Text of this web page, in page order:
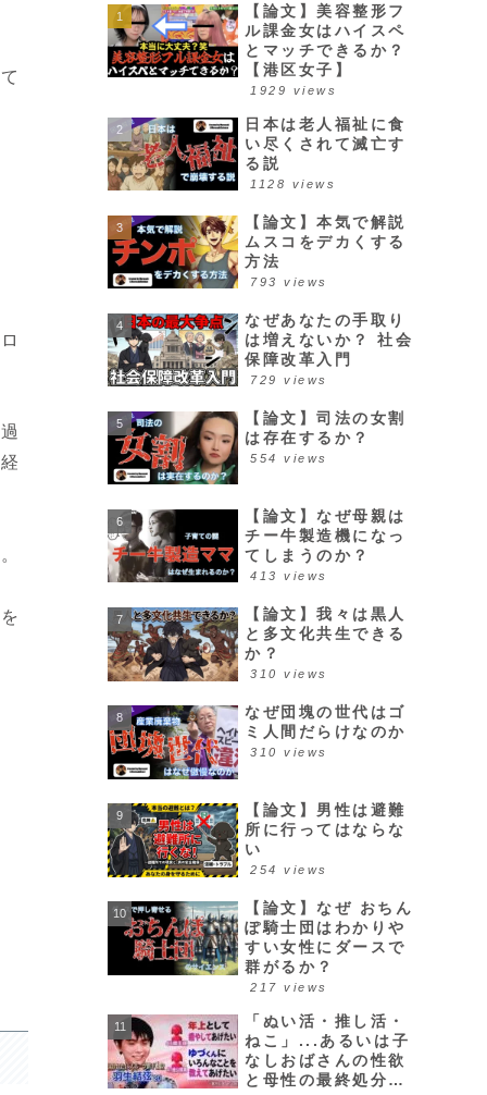
【論文】美容整形フ
ル課金女はハイスペ
とマッチできるか？
【港区女子】
1929 views
日本は老人福祉に食
い尽くされて滅亡す
る説
1128 views
【論文】本気で解説
ムスコをデカくする
方法
793 views
なぜあなたの手取り
は増えないか？ 社会
保障改革入門
729 views
【論文】司法の女割
は存在するか？
554 views
【論文】なぜ母親は
チー牛製造機になっ
てしまうのか？
413 views
【論文】我々は黒人
と多文化共生できる
か？
310 views
なぜ団塊の世代はゴ
ミ人間だらけなのか
310 views
【論文】男性は避難
所に行ってはならな
い
254 views
【論文】なぜ おちん
ぽ騎士団はわかりや
すい女性にダースで
群がるか？
217 views
「ぬい活・推し活・
ねこ」...あるいは子
なしおばさんの性欲
と母性の最終処分場